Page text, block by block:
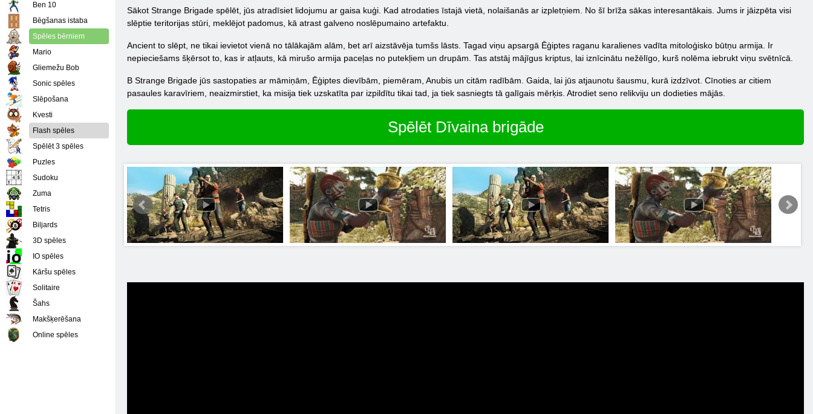
Sākot Strange Brigade spēlēt, jūs atradīsiet lidojumu ar gaisa kuģi. Kad atrodaties īstajā vietā, nolaišanās ar izpletņiem. No šī brīža sākas interesantākais. Jums ir jāizpēta visi
slēptie teritorijas stūri, meklējot padomus, kā atrast galveno noslēpumaino artefaktu.
Ancient to slēpt, ne tikai ievietot vienā no tālākajām alām, bet arī aizstāvēja tumšs lāsts. Tagad viņu apsargā Ēģiptes raganu karalienes vadīta mitoloģisko būtņu armija. Ir
nepieciešams šķērsot to, kas ir atļauts, kā mirušo armija paceļas no putekļiem un drupām. Tas atstāj mājīgus kriptus, lai iznīcinātu nežēlīgo, kurš nolēma iebrukt viņu svētnīcā.
B Strange Brigade jūs sastopaties ar māmiņām, Ēģiptes dievībām, piemēram, Anubis un citām radībām. Gaida, lai jūs atjaunotu šausmu, kurā izdzīvot. Cīnoties ar citiem
pasaules karavīriem, neaizmirstiet, ka misija tiek uzskatīta par izpildītu tikai tad, ja tiek sasniegts tā galīgais mērķis. Atrodiet seno relikviju un dodieties mājās.
Spēlēt Dīvaina brigāde
Ben 10
Bēgšanas istaba
Spēles bērniem
Mario
Gliemežu Bob
Sonic spēles
Slēpošana
Kvesti
Flash spēles
Spēlēt 3 spēles
Puzles
Sudoku
Zuma
Tetris
Biljards
3D spēles
IO spēles
Kāršu spēles
Solitaire
Šahs
Makšķerēšana
Online spēles